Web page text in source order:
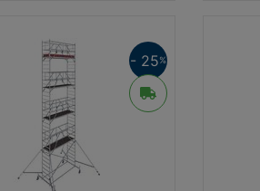
podlážky 240 kg, resp. 300 kg
výškově stavitelná kola Ø 200
v ceně každé sestavy
hliníkové pojezdové
informace lešení Stabilo 100
- 25%